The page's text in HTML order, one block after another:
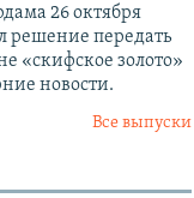
26 октября
решение передать
«скифское золото»
новости.
Все выпуски